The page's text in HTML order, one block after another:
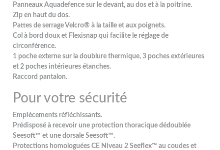
Panneaux Aquadefence sur le devant, au dos et à la poitrine.
Zip en haut du dos.
Pattes de serrage Velcro® à la taille et aux poignets.
Col à bord doux et Flexisnap qui facilite le réglage de
circonférence.
1 poche externe sur la doublure thermique, 3 poches extérieures
et 2 poches intérieures étanches.
Raccord pantalon.
Pour votre sécurité
Empiècements réfléchissants.
Prédisposé à recevoir une protection thoracique dédoublée
Seesoft™ et une dorsale Seesoft™.
Protections homologuées CE Niveau 2 Seeflex™ au coudes et